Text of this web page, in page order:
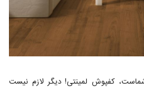
کفپوش لمینتی! دیگر لازم نیست